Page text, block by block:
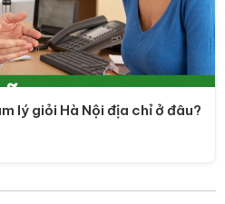
lý giỏi Hà Nội địa chỉ ở đâu?